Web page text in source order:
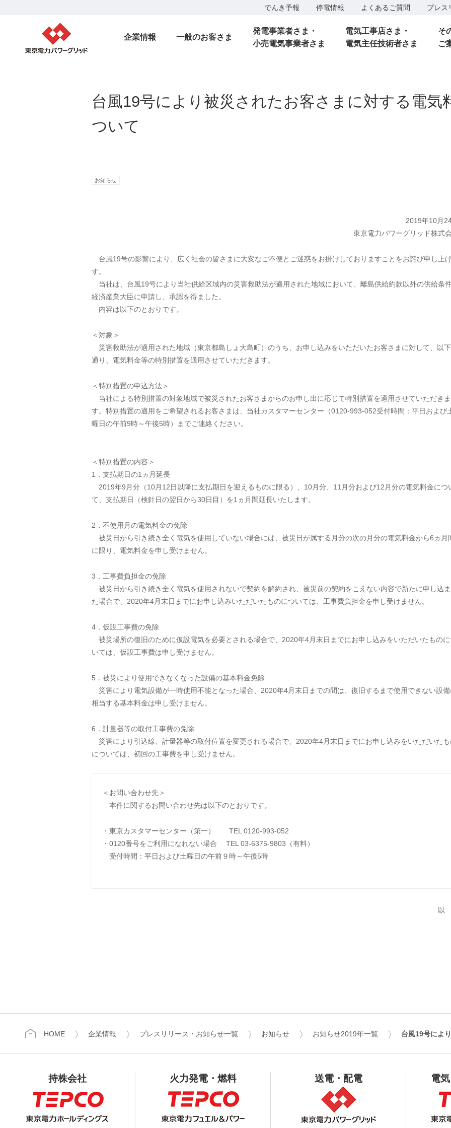
でんき予報 停電情報 よくあるご質問 プレス
企業情報 一般のお客さま
発電事業者さま・
小売電気事業者さま
電気工事店さま・
電気主任技術者さま
そ
ご
台風19号により被災されたお客さまに対する電気
ついて
お知らせ
2019年10月
東京電力パワーグリッド株式
台風19号の影響により、広く社会の皆さまに大変なご不便とご迷惑をお掛けしておりますことをお詫び申し上
す。
当社は、台風19号により当社供給区域内の災害救助法が適用された地域において、離島供給約款以外の供給条
経済産業大臣に申請し、承認を得ました。
内容は以下のとおりです。
＜対象＞
災害救助法が適用された地域（東京都島しょ大島町）のうち、お申し込みをいただいたお客さまに対して、以
通り、電気料金等の特別措置を適用させていただきます。
＜特別措置の申込方法＞
当社による特別措置の対象地域で被災されたお客さまからのお申し出に応じて特別措置を適用させていただきま
す。特別措置の適用をご希望されるお客さまは、当社カスタマーセンター（0120-993-052受付時間：平日および
曜日の午前9時～午後5時）までご連絡ください。
＜特別措置の内容＞
1．支払期日の1ヵ月延長
2019年9月分（10月12日以降に支払期日を迎えるものに限る）、10月分、11月分および12月分の電気料金につ
て、支払期日（検針日の翌日から30日目）を1ヵ月間延長いたします。
2．不使用月の電気料金の免除
被災日から引き続き全く電気を使用していない場合には、被災日が属する月分の次の月分の電気料金から6ヵ月
に限り、電気料金を申し受けません。
3．工事費負担金の免除
被災日から引き続き全く電気を使用されないで契約を解約され、被災前の契約をこえない内容で新たに申し込
た場合で、2020年4月末日までにお申し込みいただいたものについては、工事費負担金を申し受けません。
4．仮設工事費の免除
被災場所の復旧のために仮設電気を必要とされる場合で、2020年4月末日までにお申し込みをいただいたものに
いては、仮設工事費は申し受けません。
5．被災により使用できなくなった設備の基本料金免除
災害により電気設備が一時使用不能となった場合、2020年4月末日までの間は、復旧するまで使用できない設備
相当する基本料金は申し受けません。
6．計量器等の取付工事費の免除
災害により引込線、計量器等の取付位置を変更される場合で、2020年4月末日までにお申し込みをいただいた
については、初回の工事費を申し受けません。
＜お問い合わせ先＞
本件に関するお問い合わせ先は以下のとおりです。
・東京カスタマーセンター（第一） TEL 0120-993-052
・0120番号をご利用になれない場合 TEL 03-6375-9803（有料）
受付時間：平日および土曜日の午前９時～午後5時
以
HOME 企業情報 プレスリリース・お知らせ一覧 お知らせ お知らせ2019年一覧 台風19号によ
持株会社 火力発電・燃料 送電・配電 電